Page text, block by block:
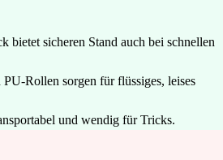
bietet sicheren Stand auch bei schnellen
Rollen sorgen für flüssiges, leises
und wendig für Tricks.